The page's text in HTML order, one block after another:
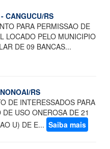
CANGUCU/RS
PARA PERMISSAO DE
LOCADO PELO MUNICIPIO
DE 09 BANCAS...
RS
DE INTERESSADOS PARA
USO ONEROSA DE 21
U) DE E... Saiba mais